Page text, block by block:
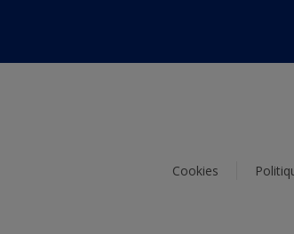
Cookies